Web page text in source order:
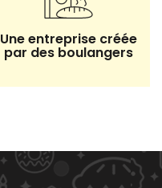
Une entreprise créée
par des boulangers